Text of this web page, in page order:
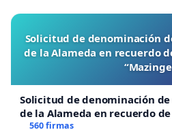
Solicitud de denominación
de la Alameda en recuerdo
Solicitud de denominación
de la Alameda en recuerdo
“Mazinger”
560 firmas